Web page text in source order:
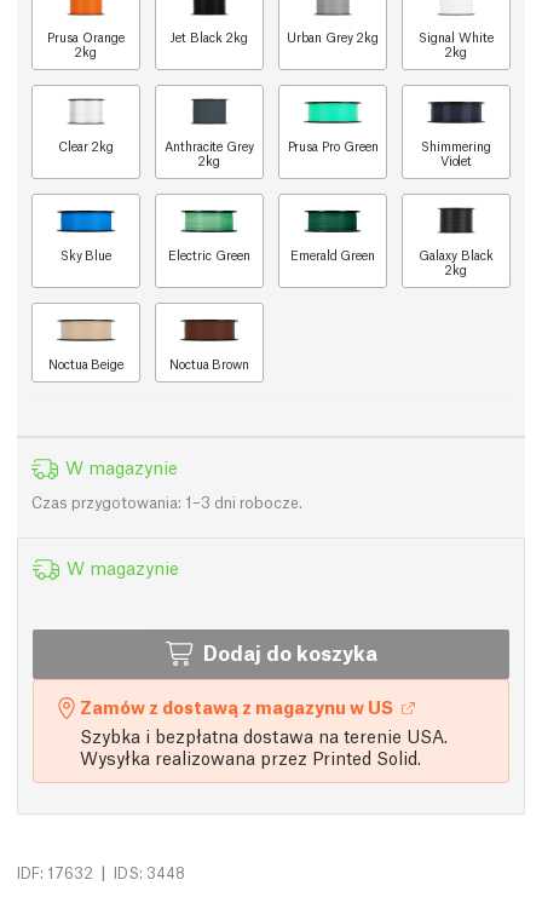
Prusa Orange
2kg
Jet Black 2kg Urban Grey 2kg
Signal White
2kg
Clear 2kg
Anthracite Grey
2kg
Prusa Pro Green
Shimmering
Violet
Sky Blue Electric Green Emerald Green
Galaxy Black
2kg
Noctua Beige Noctua Brown
W magazynie
Czas przygotowania: 1–3 dni robocze.
W magazynie
Dodaj do koszyka
Zamów z dostawą z magazynu w US
Szybka i bezpłatna dostawa na terenie USA.
Wysyłka realizowana przez Printed Solid.
IDF: 17632 | IDS: 3448